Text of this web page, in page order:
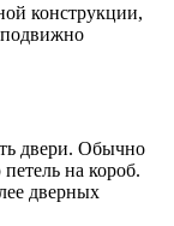
конструкции,
двери. Обычно
на короб.
дверных